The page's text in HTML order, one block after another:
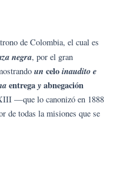
de Colombia, el cual es
negra, por el gran
un celoinaudito e
entregayabnegación
—que lo canonizó en 1888
de todas la misiones que se